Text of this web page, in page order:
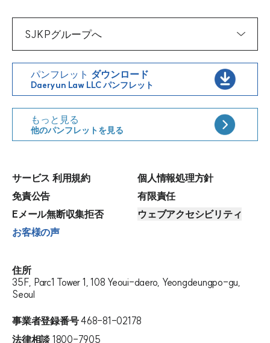
SJKPグループへ
パンフレット ダウンロード
Daeryun Law LLC パンフレット
もっと見る
他のパンフレットを見る
サービス 利用規約
個人情報処理方針
免責公告
有限責任
Eメール無断収集拒否
ウェブアクセシビリティ
お客様の声
住所
35F, Parc1 Tower 1, 108 Yeoui-daero, Yeongdeungpo-gu,
Seoul
事業者登録番号468-81-02178
法律相談 1800-7905